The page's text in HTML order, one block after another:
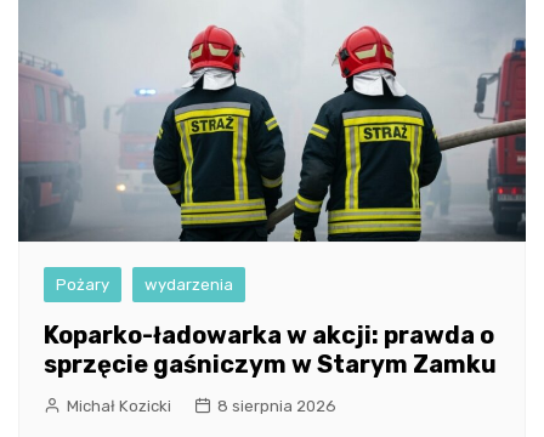
Pożary wydarzenia
Koparko-ładowarka w akcji: prawda o
sprzęcie gaśniczym w Starym Zamku
Michał Kozicki 8 sierpnia 2026